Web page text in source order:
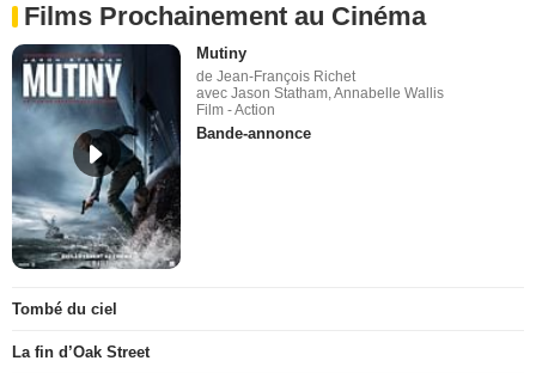
Films Prochainement au Cinéma
Mutiny
de Jean-François Richet
avec Jason Statham, Annabelle Wallis
Film - Action
Bande-annonce
Tombé du ciel
La fin d’Oak Street